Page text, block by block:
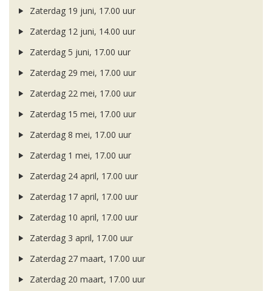
Zaterdag 19 juni, 17.00 uur
Zaterdag 12 juni, 14.00 uur
Zaterdag 5 juni, 17.00 uur
Zaterdag 29 mei, 17.00 uur
Zaterdag 22 mei, 17.00 uur
Zaterdag 15 mei, 17.00 uur
Zaterdag 8 mei, 17.00 uur
Zaterdag 1 mei, 17.00 uur
Zaterdag 24 april, 17.00 uur
Zaterdag 17 april, 17.00 uur
Zaterdag 10 april, 17.00 uur
Zaterdag 3 april, 17.00 uur
Zaterdag 27 maart, 17.00 uur
Zaterdag 20 maart, 17.00 uur